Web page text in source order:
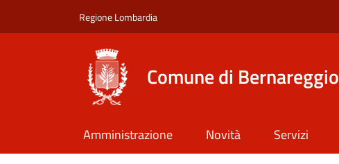
Regione Lombardia
Comune di Bernareggio
Amministrazione Novità Servizi